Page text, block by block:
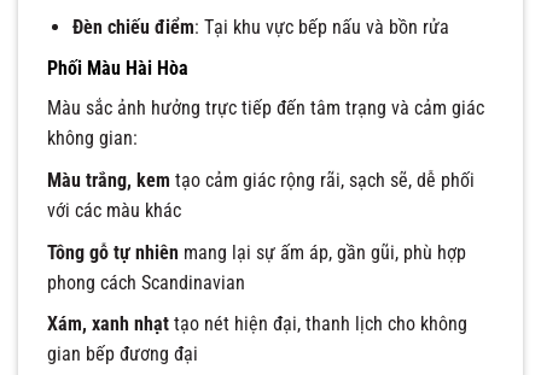
Đèn chiếu điểm: Tại khu vực bếp nấu và bồn rửa
Phối Màu Hài Hòa
Màu sắc ảnh hưởng trực tiếp đến tâm trạng và cảm giác
không gian:
Màu trắng, kem tạo cảm giác rộng rãi, sạch sẽ, dễ phối
với các màu khác
Tông gỗ tự nhiên mang lại sự ấm áp, gần gũi, phù hợp
phong cách Scandinavian
Xám, xanh nhạt tạo nét hiện đại, thanh lịch cho không
gian bếp đương đại